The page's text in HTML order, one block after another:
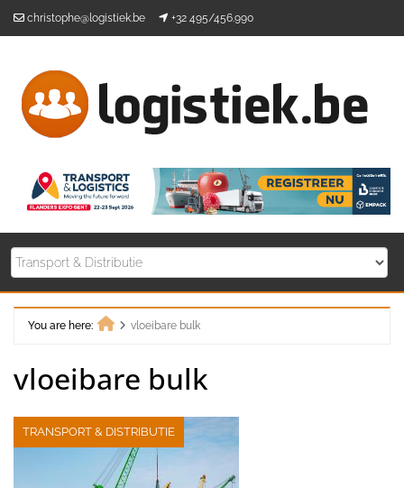
christophe@logistiek.be +32 495/456.990
You are here:
vloeibare bulk
vloeibare bulk
TRANSPORT & DISTRIBUTIE